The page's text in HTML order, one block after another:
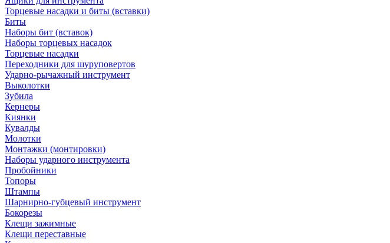
Торцевые насадки и биты (вставки)
Биты
Наборы бит (вставок)
Наборы торцевых насадок
Торцевые насадки
Переходники для шуруповертов
Ударно-рычажный инструмент
Выколотки
Зубила
Кернеры
Киянки
Кувалды
Молотки
Монтажки (монтировки)
Наборы ударного инструмента
Пробойники
Топоры
Штампы
Шарнирно-губцевый инструмент
Бокорезы
Клещи зажимные
Клещи переставные